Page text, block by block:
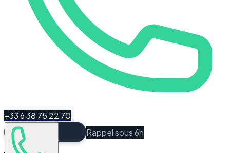
+33 6 38 75 22 70
Rappel sous 6h
Espace Client